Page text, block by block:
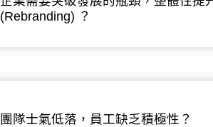
(Rebranding) ？
團隊士氣低落，員工缺乏積極性？